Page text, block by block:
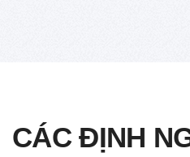
CÁC ĐỊNH